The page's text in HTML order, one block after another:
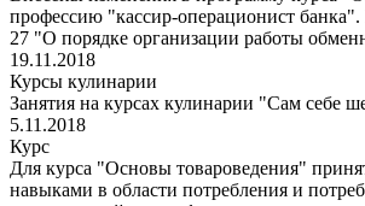
профессию "кассир-операционист
27 "О порядке организации работы
19.11.2018
Курсы кулинарии
Занятия на курсах кулинарии "Сам себе
5.11.2018
Курс
Для курса "Основы товароведения"
навыками в области потребления и